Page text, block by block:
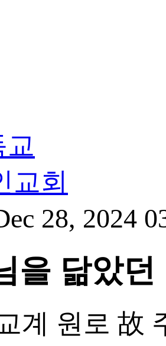
교회
28, 2024
을 닮았
계 원로 故